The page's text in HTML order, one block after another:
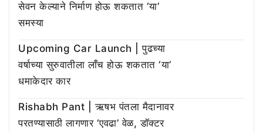
सेवन केल्याने निर्माण होऊ शकतात ‘या’
समस्या
Upcoming Car Launch | पुढच्या
वर्षाच्या सुरुवातीला लाँच होऊ शकतात ‘या’
धमाकेदार कार
Rishabh Pant | ऋषभ पंतला मैदानावर
परतण्यासाठी लागणार ‘एवढा’ वेळ, डॉक्टर